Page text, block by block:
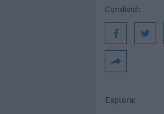
Esplora:
Condividi: